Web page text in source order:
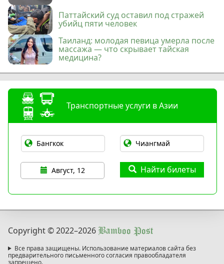
Паттайский суд оставил под стражей
убийц пяти человек
Таиланд: молодая певица умерла после
массажа — что скрывает тайская
медицина?
Транспортные услуги в Азии
Август, 12 Найти билеты
Copyright © 2022–2026 Bamboo Post
Все права защищены. Использование материалов сайта без
предварительного письменного согласия правообладателя
запрещено.